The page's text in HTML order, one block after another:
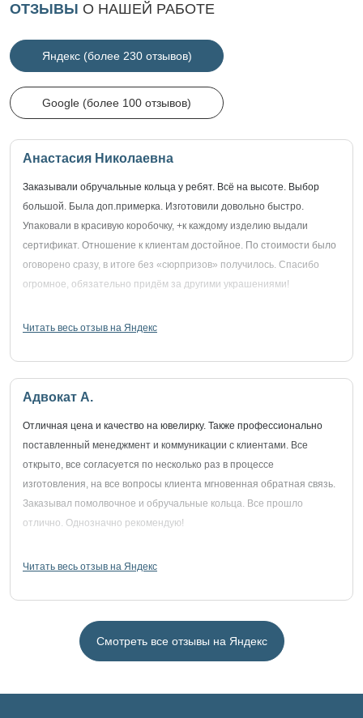
ОТЗЫВЫ О НАШЕЙ РАБОТЕ
Яндекс (более 230 отзывов)
Google (более 100 отзывов)
Анастасия Николаевна
Заказывали обручальные кольца у ребят. Всё на высоте. Выбор
большой. Была доп.примерка. Изготовили довольно быстро.
Упаковали в красивую коробочку, +к каждому изделию выдали
сертификат. Отношение к клиентам достойное. По стоимости было
оговорено сразу, в итоге без «сюрпризов» получилось. Спасибо
огромное, обязательно придём за другими украшениями!
Читать весь отзыв на Яндекс
Адвокат А.
Отличная цена и качество на ювелирку. Также профессионально
поставленный менеджмент и коммуникации с клиентами. Все
открыто, все согласуется по несколько раз в процессе
изготовления, на все вопросы клиента мгновенная обратная связь.
Заказывал помолвочное и обручальные кольца. Все прошло
отлично. Однозначно рекомендую!
Читать весь отзыв на Яндекс
Смотреть все отзывы на Яндекс